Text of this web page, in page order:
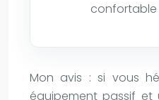
confortable
Mon avis : si vous
équipement passif et